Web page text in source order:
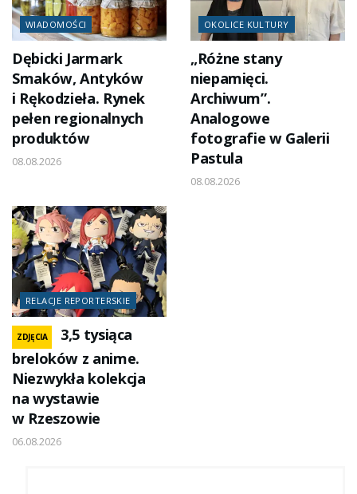
WIADOMOŚCI
Dębicki Jarmark
Smaków, Antyków
i Rękodzieła. Rynek
pełen regionalnych
produktów
08.08.2026
OKOLICE KULTURY
„Różne stany
niepamięci.
Archiwum”.
Analogowe
fotografie w Galerii
Pastula
08.08.2026
RELACJE REPORTERSKIE
ZDJĘCIA
3,5 tysiąca
breloków z anime.
Niezwykła kolekcja
na wystawie
w Rzeszowie
06.08.2026